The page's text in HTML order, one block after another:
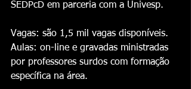
SEDPcD em parceria com a Univesp.
Vagas: são 1,5 mil vagas disponíveis.
Aulas: on-line e gravadas ministradas
por professores surdos com formação
específica na área.